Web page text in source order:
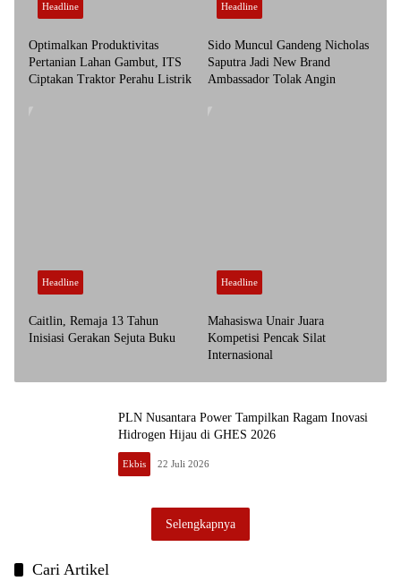
Headline
Optimalkan Produktivitas
Pertanian Lahan Gambut, ITS
Ciptakan Traktor Perahu Listrik
Headline
Sido Muncul Gandeng Nicholas
Saputra Jadi New Brand
Ambassador Tolak Angin
Headline
Caitlin, Remaja 13 Tahun
Inisiasi Gerakan Sejuta Buku
Headline
Mahasiswa Unair Juara
Kompetisi Pencak Silat
Internasional
PLN Nusantara Power Tampilkan Ragam Inovasi
Hidrogen Hijau di GHES 2026
Ekbis 22 Juli 2026
Selengkapnya
Cari Artikel